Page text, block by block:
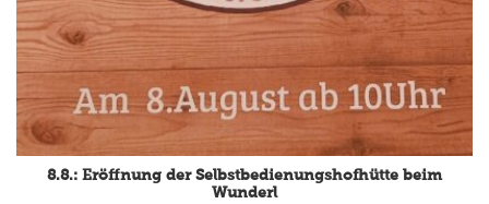
8.8.: Eröffnung der Selbstbedienungshofhütte beim
Wunderl